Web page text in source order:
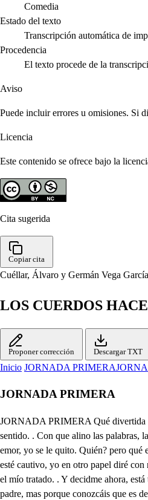
Comedia
Estado del texto
Transcripción automática de
Procedencia
El texto procede de la
Aviso
Puede incluir errores u omisiones. Si
Licencia
Este contenido se ofrece bajo la
Cita sugerida
Copiar cita
Cuéllar, Álvaro y Germán Vega
LOS CUERDOS
Proponer corrección Descargar TXT
Inicio JORNADA PRIMERA
JORNADA PRIMERA
JORNADA PRIMERA Qué divertida el papel va leyendo; estoy perdido! celos, para averiguaros, dejadme un rato el juicio. El entendimiento es de las almas el hechizo. Mientras más el papellee, está con menos sentido. . Con que alino las palabras, las razones con que brío! que afectos tan explicados, que arrojos tan comedidos! Cómo mi amor sufre esto? No hago bien si no le estimo. Antes que el papelse abrase en su emor, yo se le quito. Quién? pero qué es lo que veo? pues de que sirve Jacinto tener tal atrevimiento? De qué tenga mi albedrío su carta de libertad en este papel. . Lo admito; y si eso os parece poco, para que no esté cautivo, yo en otro papel diré con mi firma, que le libro. Bien sé yo que me aborreces. Pues si lo sabes Jacinto, en que se funda el querer tener en mí ese dominio? En que nuestro casamiento tienen tu padre, y el mío tratado. . Y decidme ahora, está tratado conmigo? Eso no sé yo. . Yo sí; y sé que si no confirmo lo que ellos tienen tratado, ha sido tiempo perdido: no digo esto porque en mí falte el respeto debido a mi padre, mas porque conozcáis que es desatino intentar que os sufra yo celos de tan mal principio. Si yo tuviera en tu pecho el lugar que tú en el mío, yo sé que me agradecieras Narcisa lo inadvertido, que de aquello que se quiere aúnlos hierros son bien vistos, Pero quien a ti te agrada, es solamente ese Elisio, ese estudiante galán, que según lo que él ha dicho viene a pasar sus estudios a este lugar, y no admiro que le tengas afición, que dicen que es entendido. Y dicen también que es algunos contemplativos del gran Duque de Moscovía (en cuya tierra vivimos, y cuyos vasallos somos) hijo, que reconocido está, mas no declarado; y en las mujeres lo altivo es pasión tan vehemente, que muestran mayor cariño donde